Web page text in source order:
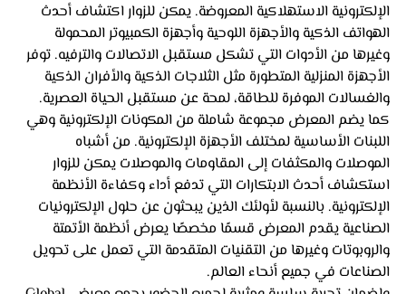
الإلكترونية الاستهلاكية المعروضة. يمكن للزوار اكتشاف أحدث
الهواتف الذكية والأجهزة اللوحية وأجهزة الكمبيوتر المحمولة
وغيرها من الأدوات التي تشكل مستقبل الاتصالات والترفيه. توفر
الأجهزة المنزلية المتطورة مثل الثلاجات الذكية والأفران الذكية
والغسالات الموفرة للطاقة، لمحة عن مستقبل الحياة العصرية.
كما يضم المعرض مجموعة شاملة من المكونات الإلكترونية وهي
اللبنات الأساسية لمختلف الأجهزة الإلكترونية. من أشباه
الموصلات والمكثفات إلى المقاومات والموصلات يمكن للزوار
استكشاف أحدث الابتكارات التي تدفع أداء وكفاءة الأنظمة
الإلكترونية. بالنسبة لأولئك الذين يبحثون عن حلول الإلكترونيات
الصناعية يقدم المعرض قسمًا مخصصًا يعرض أنظمة الأتمتة
والروبوتات وغيرها من التقنيات المتقدمة التي تعمل على تحويل
الصناعات في جميع أنحاء العالم.